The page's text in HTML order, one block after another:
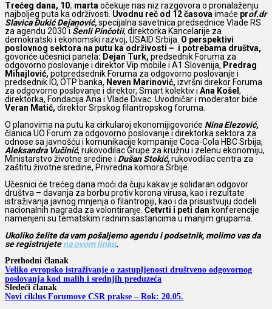
Trećeg dana, 10. marta očekuje nas niz razgovora o pronalaženju
najboljeg puta ka održivosti. Uvodnu reč od 12 časova imaće prof.dr
Slavica Đukić Dejanović,specijalna savetnica predsednice Vlade RS
za agendu 2030 i Šenli Pinčotii, direktorka Kancelarije za
demokratski i ekonomski razvoj, USAID Srbija. O perspektivi
poslovnog sektora na putu ka održivosti – i potrebama društva,
govoriće učesnici panela: Dejan Turk, predsednik Foruma za
odgovorno poslovanje i direktor Vip mobile i A1 Slovenija, Predrag
Mihajlović, potpredsednik Foruma za odgovorno poslovanje i
predsednik IO, OTP banka, Neven Marinović, izvršni direkor Foruma
za odgovorno poslovanje i direktor, Smart kolektiv i Ana Košel ,
direktorka, Fondacija Ana i Vlade Divac. Uvodničar i moderator biće
Veran Matić, direktor Srpskog filantropskog foruma.
O planovima na putu ka cirkularoj ekonomijigovoriće Nina Elezović,
članica UO Forum za odgovorno poslovanje i direktorka sektora za
odnose sa javnošću i komunikacije kompanije Coca-Cola HBC Srbija,
Aleksandra Vučinić, rukovodilac Grupe za kružnu i zelenu ekonomiju,
Ministarstvo životne sredine i Dušan Stokić,rukovodilac centra za
zaštitu životne sredine, Privredna komora Srbije.
Učesnici će trećeg dana moći da čuju kakav je solidaran odgovor
društva – davanja za borbu protiv korona virusa, kao i rezultate
istraživanja javnog mnjenja o filantropiji, kao i da prisustvuju dodeli
nacionalnih nagrada za volontiranje. Četvrti i peti dan konferencije
namenjeni su tematskim radnim sastancima u manjim grupama.
Ukoliko želite da vam pošaljemo agendu i podsetnik, molimo vas da
se registrujetena ovom linku.
Prethodni članak
Veliko evropsko istraživanje o zastupljenosti društveno odgovornog
poslovanja kod malih i srednjih preduzeća
Sledeći članak
Novi ciklus Forumove CSR prakse – Rok: 20.05.